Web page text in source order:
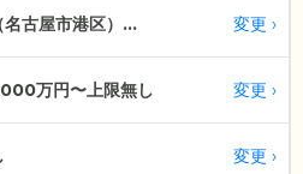
名古屋市港区）... 変更
万円〜上限無し 変更
変更